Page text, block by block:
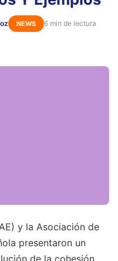
NEWS 6 min de lectura
y la Asociación de
presentaron un